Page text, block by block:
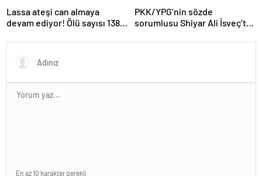
Lassa ateşi can almaya
devam ediyor! Ölü sayısı 138’e
PKK/YPG’nin sözde
sorumlusu Shiyar Ali İsveç’te
En az 10 karakter gerekli